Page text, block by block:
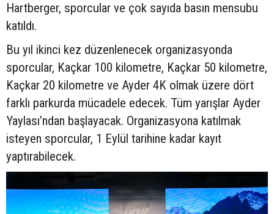
Hartberger, sporcular ve çok sayıda basın mensubu
katıldı.
Bu yıl ikinci kez düzenlenecek organizasyonda
sporcular, Kaçkar 100 kilometre, Kaçkar 50 kilometre,
Kaçkar 20 kilometre ve Ayder 4K olmak üzere dört
farklı parkurda mücadele edecek. Tüm yarışlar Ayder
Yaylası’ndan başlayacak. Organizasyona katılmak
isteyen sporcular, 1 Eylül tarihine kadar kayıt
yaptırabilecek.